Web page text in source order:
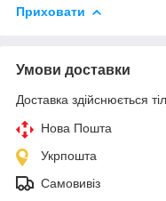
Приховати
Умови доставки
Доставка здійснюється
Нова Пошта
Укрпошта
Самовивіз